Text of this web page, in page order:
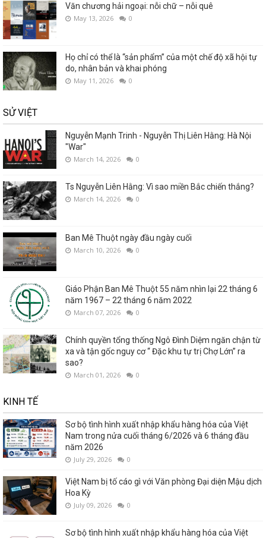
Văn chương hải ngoại: nỗi chữ – nỗi quê
May 13, 2026 0
Họ chỉ có thể là “sản phẩm” của một chế độ xã hội tự
do, nhân bản và khai phóng
May 11, 2026 0
SỬ VIỆT
Nguyễn Mạnh Trinh - Nguyễn Thị Liên Hằng: Hà Nội
"War"
March 14, 2026 0
Ts Nguyễn Liên Hằng: Vì sao miền Bắc chiến thắng?
March 14, 2026 0
Ban Mê Thuột ngày đầu ngày cuối
March 10, 2026 0
Giáo Phận Ban Mê Thuột 55 năm nhìn lại 22 tháng 6
năm 1967 – 22 tháng 6 năm 2022
March 07, 2026 0
Chính quyền tổng thống Ngô Đình Diệm ngăn chận từ
xa và tận gốc nguy cơ “ Đặc khu tự trị Chợ Lớn” ra
sao?
March 01, 2026 0
KINH TẾ
Sơ bộ tình hình xuất nhập khẩu hàng hóa của Việt
Nam trong nửa cuối tháng 6/2026 và 6 tháng đầu
năm 2026
July 29, 2026 0
Việt Nam bị tố cáo gì với Văn phòng Đại diện Mậu dịch
Hoa Kỳ
July 09, 2026 0
Sơ bộ tình hình xuất nhập khẩu hàng hóa của Việt